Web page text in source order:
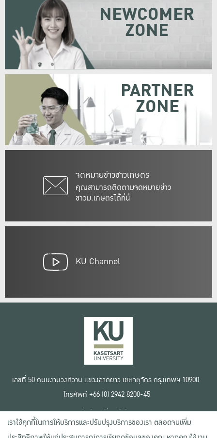
จดหมายข่าวชาวเกษตร
คุณสามารถติดตามจดหมายข่าว
ชาวม.เกษตรได้ที่นี่
NEWCOMER
ZONE
PARTNER
ZONE
KU Channel
เลขที่ 50 ถนนงามวงศ์วาน แขวงลาดยาว เขตจตุจักร กรุงเทพฯ 10900
โทรศัพท์ +66 (0) 2942 8200-45
เงื่อนไขการใช้งานเว็บไซต์
ข้อตกลงด้านสิทธิ์ใช้งาน
นโยบายความเป็นส่วนตัว
เราใช้คุกกี้ในการให้บริการและปรับปรุงบริการของเรา ตลอดจนเพิ่ม